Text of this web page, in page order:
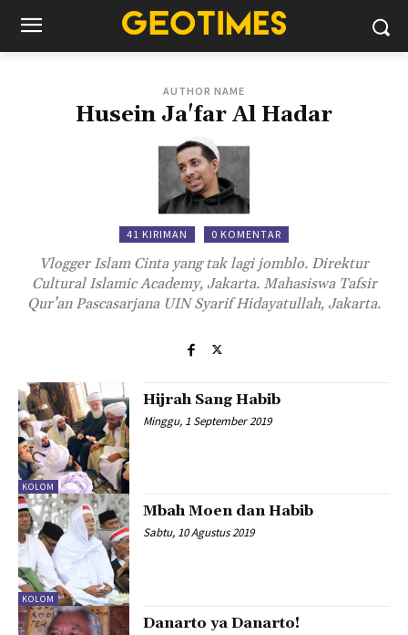
AUTHOR NAME
Husein Ja'far Al Hadar
41 KIRIMAN 0 KOMENTAR
Vlogger Islam Cinta yang tak lagi jomblo. Direktur
Cultural Islamic Academy, Jakarta. Mahasiswa Tafsir
Qur’an Pascasarjana UIN Syarif Hidayatullah, Jakarta.
KOLOM
Hijrah Sang Habib
Minggu, 1 September 2019
KOLOM
Mbah Moen dan Habib
Sabtu, 10 Agustus 2019
Danarto ya Danarto!